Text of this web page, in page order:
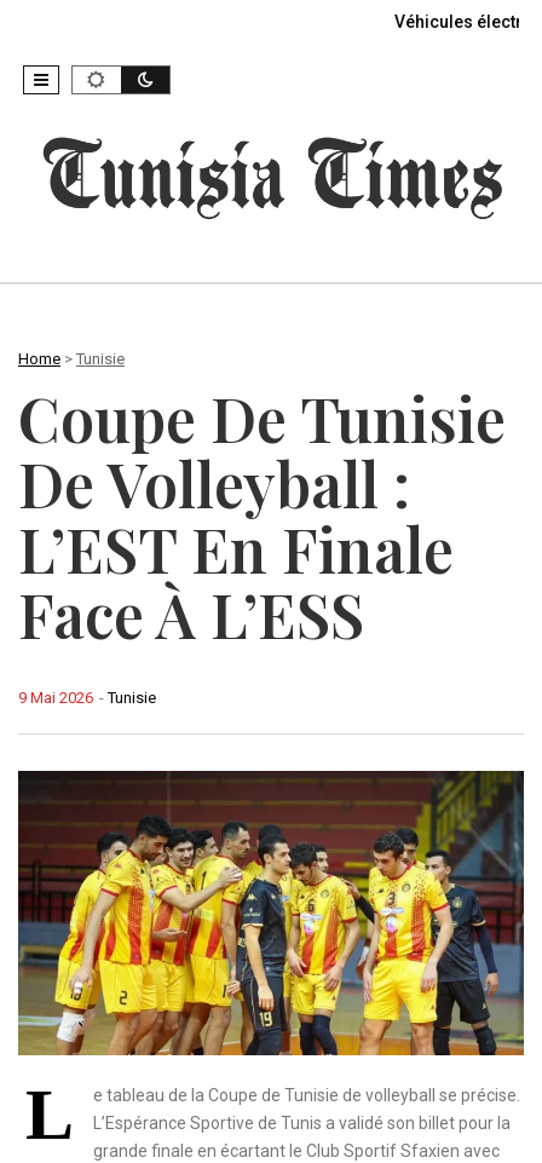
Véhicules
Home > Tunisie
Coupe De Tunisie
De Volleyball :
L’EST En Finale
Face À L’ESS
-Tunisie
9 Mai 2026
L
e tableau de la Coupe de Tunisie de volleyball se précise.
L’Espérance Sportive de Tunis a validé son billet pour la
grande finale en écartant le Club Sportif Sfaxien avec